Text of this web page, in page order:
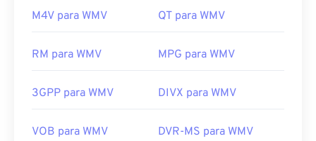
vídeos online hoje são arquivos WMV.O VLC
multimídia em diversas plataformas.
de arquivo de vídeo. No entanto, lembre-se de que
qualidade da imagem. Se precisar de uma
M4V para WMV QT para WMV
RM para WMV MPG para WMV
3GPP para WMV DIVX para WMV
VOB para WMV DVR-MS para WMV